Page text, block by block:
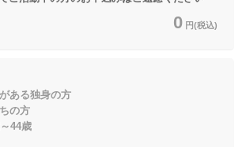
0 円(税込)
ある独身の方
の方
44歳